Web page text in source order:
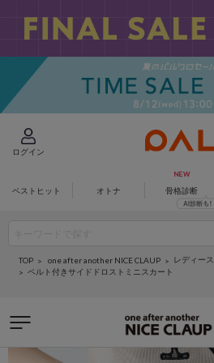
ログイン
ベストヒット オトナ 骨格診断
TOP one after another NICE CLAUP レディース
ベルト付きサイドドロストミニスカート